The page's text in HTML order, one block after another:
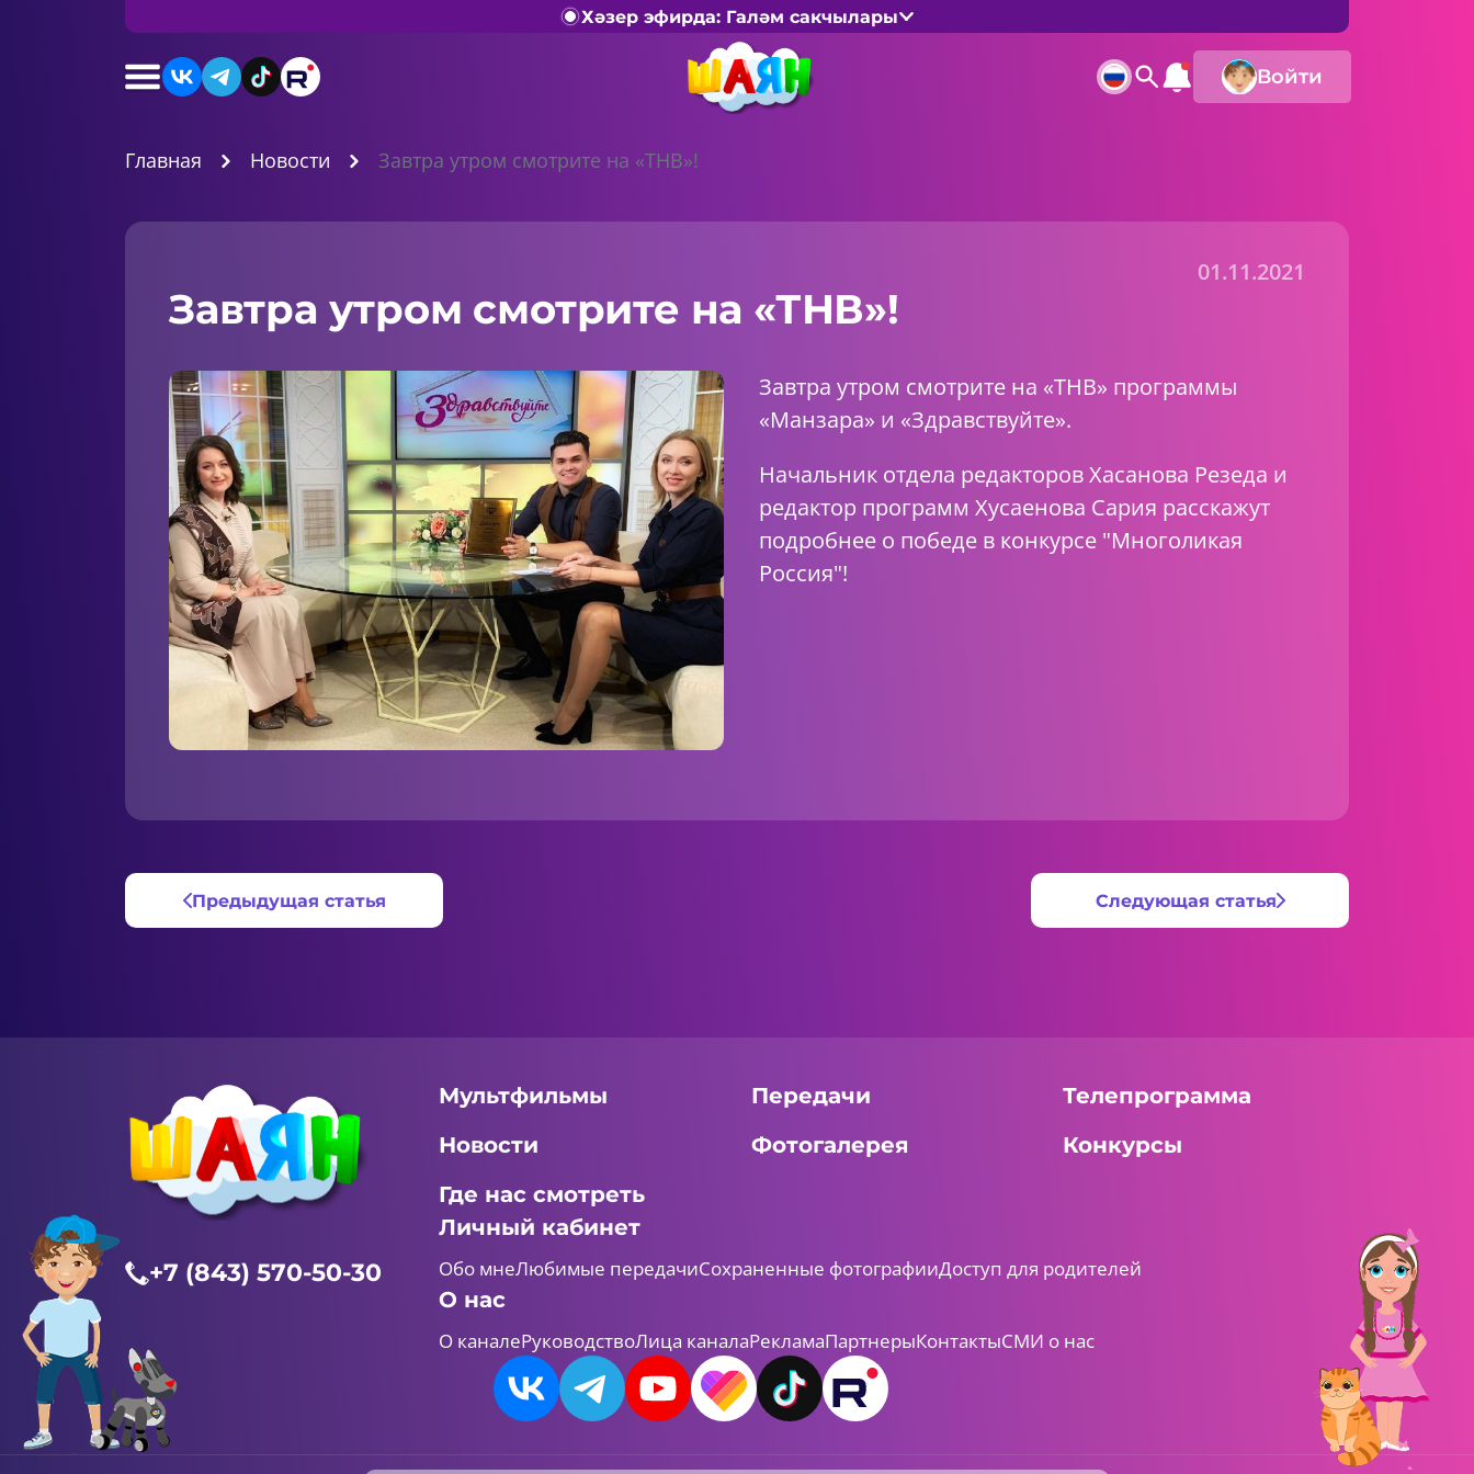
Хәзер эфирда: Галәм сакчылары
Войти
Главная Новости Завтра утром смотрите на «ТНВ»!
01.11.2021
Завтра утром смотрите на «ТНВ»!
Завтра утром смотрите на «ТНВ» программы
«Манзара» и «Здравствуйте».
Начальник отдела редакторов Хасанова Резеда и
редактор программ Хусаенова Сария расскажут
подробнее о победе в конкурсе "Многоликая
Россия"!
Предыдущая статья Следующая статья
+7 (843) 570-50-30
Мультфильмы Передачи
Телепрограмма
Новости
Фотогалерея
Конкурсы
Где нас смотреть
Личный кабинет
Обо мнеЛюбимые передачиСохраненные фотографииДоступ для родителей
О нас
О каналеРуководствоЛица каналаРекламаПартнерыКонтактыСМИ о нас